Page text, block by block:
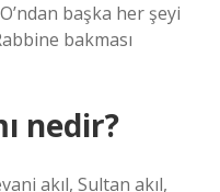
başka her şeyi
bakması
nedir?
akıl, Sultan akıl,